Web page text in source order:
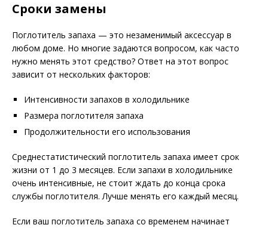
Сроки замены
Поглотитель запаха — это незаменимый аксессуар в
любом доме. Но многие задаются вопросом, как часто
нужно менять этот средство? Ответ на этот вопрос
зависит от нескольких факторов:
Интенсивности запахов в холодильнике
Размера поглотителя запаха
Продолжительности его использования
Среднестатистический поглотитель запаха имеет срок
жизни от 1 до 3 месяцев. Если запахи в холодильнике
очень интенсивные, не стоит ждать до конца срока
службы поглотителя. Лучше менять его каждый месяц.
Если ваш поглотитель запаха со временем начинает